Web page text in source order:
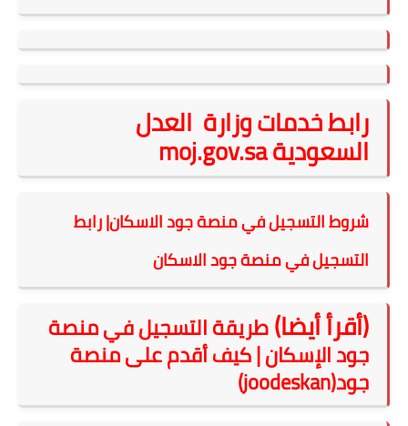
رابطخدمات وزارة العدل
السعوديةmoj.gov.sa
شروط التسجيل في منصة جود الاسكان| رابط
التسجيل في منصة جود الاسكان
(أقرأ أيضا)طريقة التسجيل في منصة
جود الإسكان | كيف أقدم على منصة
جود(joodeskan)